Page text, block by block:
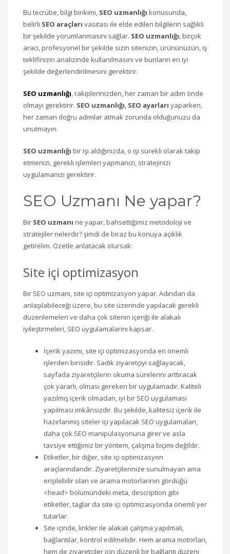
Bu tecrübe, bilgi birikimi, SEO uzmanlığı konusunda,
belirli SEO araçları vasıtası ile elde edilen bilgilerin sağlıklı
bir şekilde yorumlanmasını sağlar. SEO uzmanlığı, birçok
aracı, profesyonel bir şekilde sizin sitenizin, ürününüzün, iş
teklifinizin analizinde kullanılmasını ve bunların en iyi
şekilde değerlendirilmesini gerektirir.
SEO uzmanlığı, rakiplerinizden, her zaman bir adım önde
olmayı gerektirir. SEO uzmanlığı, SEO ayarları yaparken,
her zaman doğru adımlar atmak zorunda olduğunuzu da
unutmayın.
SEO uzmanlığı bir işi aldığınızda, o işi sürekli olarak takip
etmenizi, gerekli işlemleri yapmanızı, stratejinizi
uygulamanızı gerektirir.
SEO Uzmanı Ne yapar?
Bir SEO uzmanı ne yapar, bahsettiğimiz metodoloji ve
stratejiler nelerdir? şimdi de biraz bu konuya açıklık
getirelim. Özetle anlatacak olursak:
Site içi optimizasyon
Bir SEO uzmanı, site içi optimizasyon yapar. Adından da
anlaşılabileceği üzere, bu site üzerinde yapılacak gerekli
düzenlemeleri ve daha çok sitenin içeriği ile alakalı
iyileştirmeleri, SEO uygulamalarını kapsar.
İçerik yazımı, site içi optimizasyonda en önemli
işlerden birisidir. Sadık ziyaretçiyi sağlayacak,
sayfada ziyaretçilerin okuma sürelerini arttıracak
çok yararlı, olması gereken bir uygulamadır. Kaliteli
yazılmış içerik olmadan, iyi bir SEO uygulaması
yapılması imkânsızdır. Bu şekilde, kalitesiz içerik ile
hazırlanmış siteler içi yapılacak SEO uygulamaları,
daha çok SEO manipülasyonuna girer ve asla
tavsiye ettiğimiz bir yöntem, çalışma biçimi değildir.
Etiketler, bir diğer, site içi optimizasyon
araçlarındandır. Ziyaretçilerinize sunulmayan ama
erişilebilir olan ve arama motorlarının gördüğü
<head> bölümündeki meta, description gibi
etiketler, taglar da site içi optimizasyonda önemli yer
tutarlar.
Site içinde, linkler ile alakalı çalışma yapılmalı,
bağlantılar, kontrol edilmelidir. Hem arama motorları,
hem de ziyaretçiler için düzenli bir bağlantı düzeni